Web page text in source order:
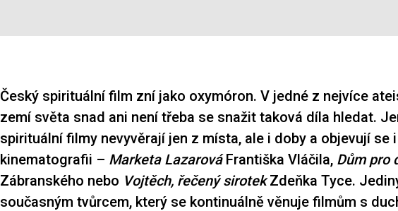
Český spirituální film zní jako oxymóron. V jedné z nejvíce
zemí světa snad ani není třeba se snažit taková díla hledat.
spirituální filmy nevyvěrají jen z místa, ale i doby a objevují se
kinematografii – Marketa LazarováFrantiška Vláčila, Dům pro
Zábranského nebo Vojtěch, řečený sirotekZdeňka Tyce.
současným tvůrcem, který se kontinuálně věnuje filmům s